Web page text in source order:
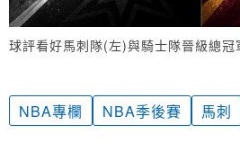
球評看好馬刺隊(左)與騎士隊晉級總
NBA專欄 NBA季後賽 馬刺